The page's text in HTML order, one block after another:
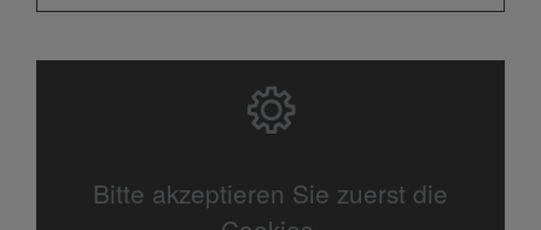
Bitte akzeptieren Sie zuerst die